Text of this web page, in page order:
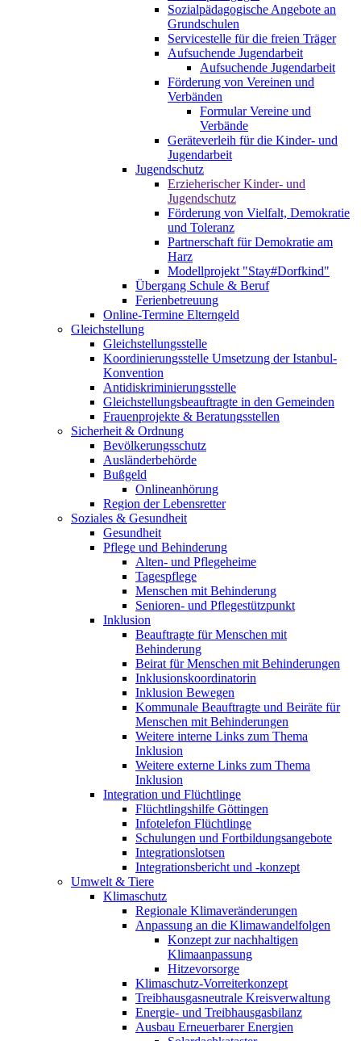
Sozialpädagogische Angebote an
Grundschulen
Servicestelle für die freien Träger
Aufsuchende Jugendarbeit
Aufsuchende Jugendarbeit
Förderung von Vereinen und
Verbänden
Formular Vereine und
Verbände
Geräteverleih für die Kinder- und
Jugendarbeit
Jugendschutz
Erzieherischer Kinder- und
Jugendschutz
Förderung von Vielfalt, Demokratie
und Toleranz
Partnerschaft für Demokratie am
Harz
Modellprojekt "Stay#Dorfkind"
Übergang Schule & Beruf
Ferienbetreuung
Online-Termine Elterngeld
Gleichstellung
Gleichstellungsstelle
Koordinierungsstelle Umsetzung der Istanbul-
Konvention
Antidiskriminierungsstelle
Gleichstellungsbeauftragte in den Gemeinden
Frauenprojekte & Beratungsstellen
Sicherheit & Ordnung
Bevölkerungsschutz
Ausländerbehörde
Bußgeld
Onlineanhörung
Region der Lebensretter
Soziales & Gesundheit
Gesundheit
Pflege und Behinderung
Alten- und Pflegeheime
Tagespflege
Menschen mit Behinderung
Senioren- und Pflegestützpunkt
Inklusion
Beauftragte für Menschen mit
Behinderung
Beirat für Menschen mit Behinderungen
Inklusionskoordinatorin
Inklusion Bewegen
Kommunale Beauftragte und Beiräte für
Menschen mit Behinderungen
Weitere interne Links zum Thema
Inklusion
Weitere externe Links zum Thema
Inklusion
Integration und Flüchtlinge
Flüchtlingshilfe Göttingen
Infotelefon Flüchtlinge
Schulungen und Fortbildungsangebote
Integrationslotsen
Integrationsbericht und -konzept
Umwelt & Tiere
Klimaschutz
Regionale Klimaveränderungen
Anpassung an die Klimawandelfolgen
Konzept zur nachhaltigen
Klimaanpassung
Hitzevorsorge
Klimaschutz-Vorreiterkonzept
Treibhausgasneutrale Kreisverwaltung
Energie- und Treibhausgasbilanz
Ausbau Erneuerbarer Energien